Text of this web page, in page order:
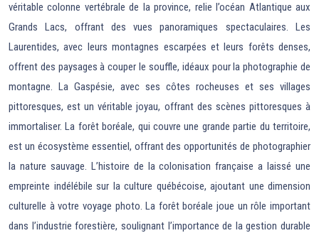
véritable colonne vertébrale de la province, relie l’océan Atlantique aux
Grands Lacs, offrant des vues panoramiques spectaculaires. Les
Laurentides, avec leurs montagnes escarpées et leurs forêts denses,
offrent des paysages à couper le souffle, idéaux pour la photographie de
montagne. La Gaspésie, avec ses côtes rocheuses et ses villages
pittoresques, est un véritable joyau, offrant des scènes pittoresques à
immortaliser. La forêt boréale, qui couvre une grande partie du territoire,
est un écosystème essentiel, offrant des opportunités de photographier
la nature sauvage. L’histoire de la colonisation française a laissé une
empreinte indélébile sur la culture québécoise, ajoutant une dimension
culturelle à votre voyage photo. La forêt boréale joue un rôle important
dans l’industrie forestière, soulignant l’importance de la gestion durable